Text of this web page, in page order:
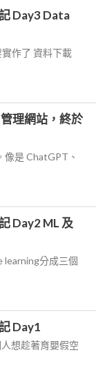
Day3 Data
作了 資料下載
理網站，終於
是 ChatGPT、
Day2 ML 及
learning分成三個
Day1
想趁著育嬰假空